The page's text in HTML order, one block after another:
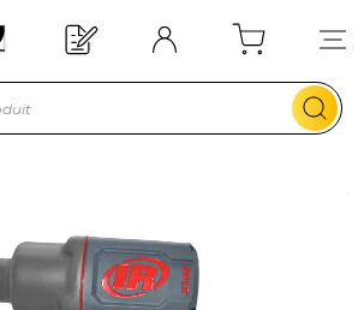
: 20€ offerts !
En savoir plus